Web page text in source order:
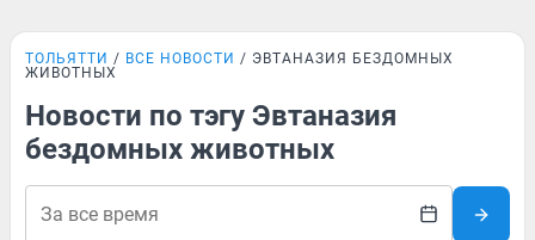
ТОЛЬЯТТИ ВСЕ НОВОСТИ
ЭВТАНАЗИЯ БЕЗДОМНЫХ
ЖИВОТНЫХ
Новости по тэгу Эвтаназия
бездомных животных